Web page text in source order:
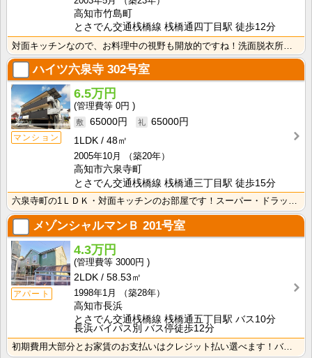
高知市竹島町
とさでん交通桟橋線 桟橋通四丁目駅 徒歩12分
ハイツ六泉寺 302号室
マンション
6.5万円
0円
65000円
65000円
1LDK
48㎡
2005年10月
（築20年）
高知市六泉寺町
とさでん交通桟橋線 桟橋通三丁目駅 徒歩15分
六泉寺町の1ＬＤＫ・対面キッチンのお部屋です！スーパー・ドラッグストア徒歩圏の暮らしやすいエリアです･･･
メゾンシャルマンＢ 201号室
アパート
4.3万円
3000円
2LDK
58.53㎡
1998年1月
（築28年）
高知市長浜
とさでん交通桟橋線 桟橋通五丁目駅 バス10分
長浜バイパス別 バス停徒歩12分
初期費用大部分とお家賃のお支払いはクレジット払い選べます！バス・トイレ別なので、ゆったり湯船に浸かれ･･･